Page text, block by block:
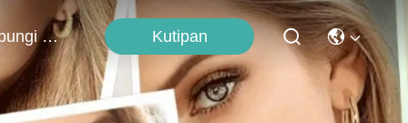
Hubungi Kami Kutipan